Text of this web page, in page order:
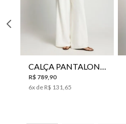
R$ 789 90
6x de R$ 131 65